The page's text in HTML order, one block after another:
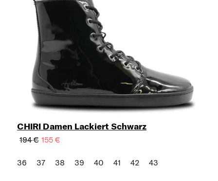
CHIRI Damen Lackiert Schwarz
194 € 155 €
36 37 38 39 40 41 42 43